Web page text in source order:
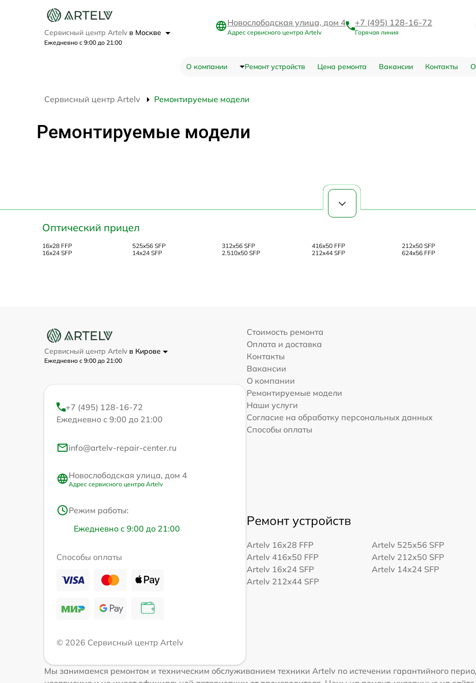
Сервисный центр Artelv в Москве
Ежедневно с 9:00 до 21:00
Новослободская улица, дом 4
Адрес сервисного центра Artelv
+7 (495) 128-16-72
Горячая линия
О компании Ремонт устройств Цена ремонта Вакансии Контакты
Сервисный центр Artelv Ремонтируемые модели
Ремонтируемые модели
Оптический прицел
16x28 FFP 525x56 SFP 312x56 SFP 416x50 FFP 212x50 SFP
16x24 SFP
14x24 SFP 2.510x50 SFP 212x44 SFP 624x56 FFP
Сервисный центр Artelv в Кирове
Ежедневно с 9:00 до 21:00
+7 (495) 128-16-72
Ежедневно с 9:00 до 21:00
info@artelv-repair-center.ru
Новослободская улица, дом 4
Адрес сервисного центра Artelv
Режим работы:
Ежедневно с 9:00 до 21:00
Способы оплаты
© 2026 Сервисный центр Artelv
Стоимость ремонта
Оплата и доставка
Контакты
Вакансии
О компании
Ремонтируемые модели
Наши услуги
Согласие на обработку персональных данных
Способы оплаты
Ремонт устройств
Artelv 16x28 FFP Artelv 525x56 SFP
Artelv 416x50 FFP
Artelv 212x50 SFP
Artelv 16x24 SFP
Artelv 14x24 SFP
Artelv 212x44 SFP
Мы занимаемся ремонтом и техническим обслуживанием техники Artelv по истечении гарантийного